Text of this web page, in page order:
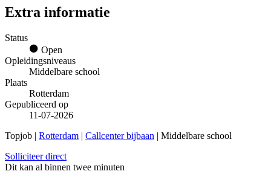
Extra informatie
Status
Open
Opleidingsniveaus
Middelbare school
Plaats
Rotterdam
Gepubliceerd op
11-07-2026
Topjob | Rotterdam | Callcenter bijbaan | Middelbare school
Solliciteer direct
Dit kan al binnen twee minuten